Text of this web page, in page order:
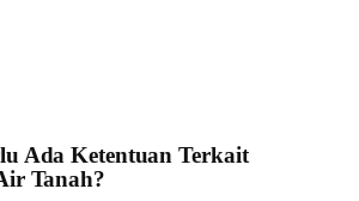
Ada Ketentuan Terkait
Tanah?